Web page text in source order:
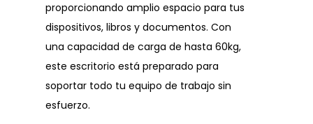
proporcionando amplio espacio para tus
dispositivos, libros y documentos. Con
una capacidad de carga de hasta 60kg,
este escritorio está preparado para
soportar todo tu equipo de trabajo sin
esfuerzo.